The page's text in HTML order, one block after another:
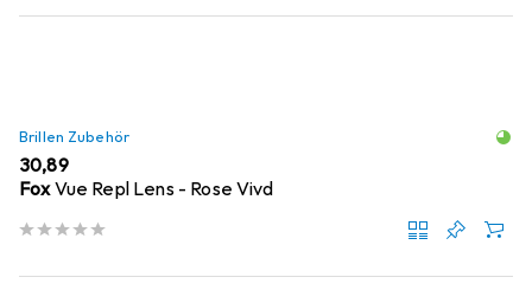
Brillen Zubehör
EUR
30,89
FoxVue Repl Lens - Rose Vivd